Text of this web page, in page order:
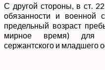
С другой стороны, в ст.
обязанности и военной
предельный возраст
мирное время) для
сержантского и младшего